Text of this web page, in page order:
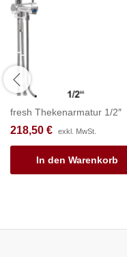
fresh Thekenarmatur 1/2″
218,50 € exkl. MwSt.
In den Warenkorb